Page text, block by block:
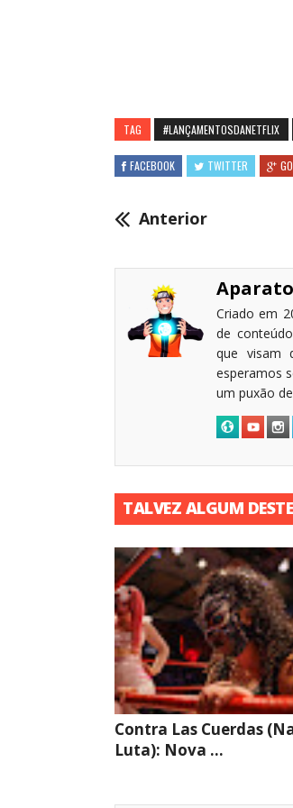
TAG #LANÇAMENTOSDANETFLIX
FACEBOOK TWITTER
Anterior
Criado em
de
que visam
esperamos
um puxão
TALVEZ ALGUM
Contra Las Cuerdas
Luta): Nova ...